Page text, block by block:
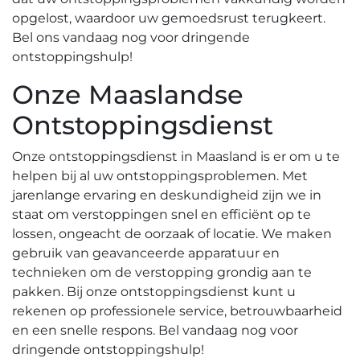
opgelost, waardoor uw gemoedsrust terugkeert.​
Bel ons vandaag nog voor dringende
ontstoppingshulp!​
Onze Maaslandse
Ontstoppingsdienst
Onze ontstoppingsdienst in Maasland is er om u te
helpen bij al uw ontstoppingsproblemen. Met
jarenlange ervaring en deskundigheid zijn we in
staat om verstoppingen snel en efficiënt op te
lossen, ongeacht de oorzaak of locatie.​ We maken
gebruik van geavanceerde apparatuur en
technieken om de verstopping grondig aan te
pakken. Bij onze ontstoppingsdienst kunt u
rekenen op professionele service, betrouwbaarheid
en een snelle respons. Bel vandaag nog voor
dringende ontstoppingshulp!​